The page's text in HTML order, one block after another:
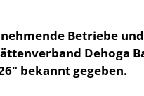
Betriebe
Dehoga
bekannt gegeben.